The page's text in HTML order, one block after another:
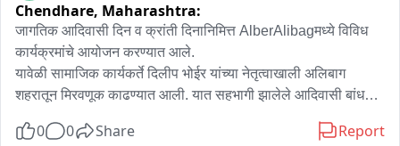
Chendhare, Maharashtra:
जागतिक आदिवासी दिन व क्रांती दिनानिमित्त AlberAlibagमध्ये विविध
कार्यक्रमांचे आयोजन करण्यात आले.
यावेळी सामाजिक कार्यकर्ते दिलीप भोईर यांच्या नेतृत्वाखाली अलिबाग
शहरातून मिरवणूक काढण्यात आली. यात सहभागी झालेले आदिवासी बांधव
माळी समाज हॉलमध्ये या सोहळ्याची सांगता झाली.
0 0 Share Report